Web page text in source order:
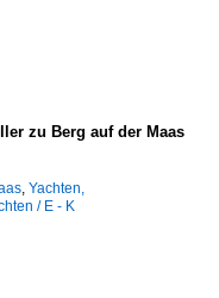
zu Berg auf der Maas
, Yachten,
/ E - K